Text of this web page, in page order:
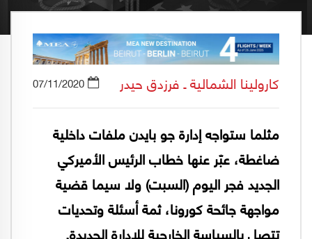
كارولينا الشمالية ـ فرزدق حيدر 07/11/2020
مثلما ستواجه إدارة جو بايدن ملفات داخلية
ضاغطة، عبّر عنها خطاب الرئيس الأميركي
الجديد فجر اليوم (السبت) ولا سيما قضية
مواجهة جائحة كورونا، ثمة أسئلة وتحديات
تتصل بالسياسة الخارجية للإدارة الجديدة.